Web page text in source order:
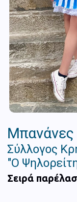
Μπανάνες
Σύλλογος
"Ο
Σειρά